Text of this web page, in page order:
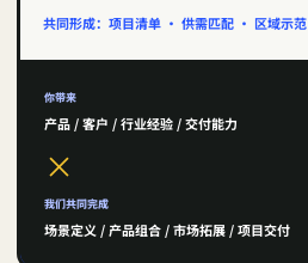
共同形成：项目清单 · 供需匹配 · 区域示范
你带来
产品 / 客户 / 行业经验 / 交付能力
×
我们共同完成
场景定义 / 产品组合 / 市场拓展 / 项目交付